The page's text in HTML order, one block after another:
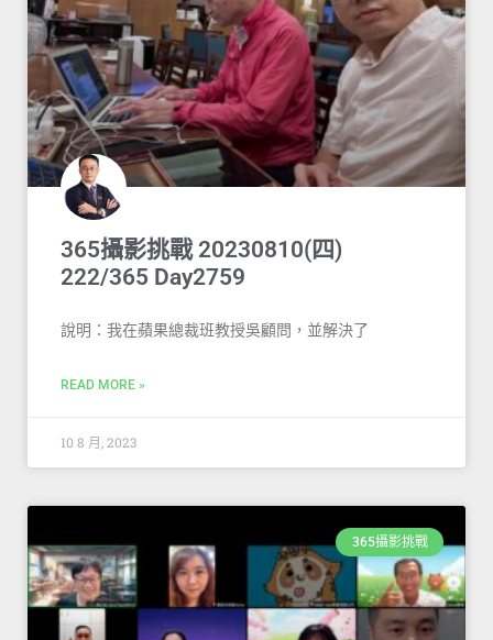
365攝影挑戰 20230810(四)
222/365 Day2759
說明：我在蘋果總裁班教授吳顧問，並解決了
READ MORE »
10 8 月, 2023
365攝影挑戰